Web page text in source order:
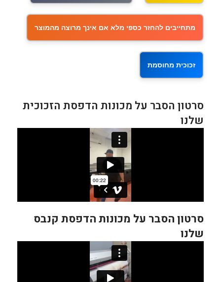
מתחייבים להחזר כספי מלא אם אינך מרוצה מהמוצר
זכוכית מחוסמת
סרטון הסבר על מכונות הדפסת הזכוכית
שלנו
סרטון הסבר על מכונות הדפסת קנבס
שלנו